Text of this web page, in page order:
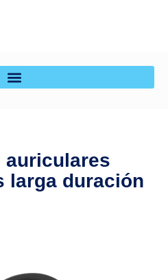
auriculares
larga duración